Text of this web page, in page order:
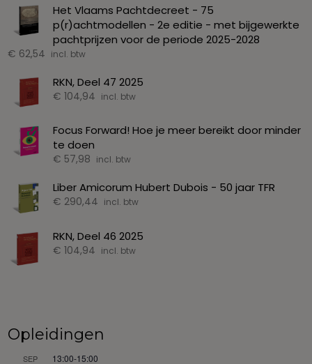
Het Vlaams Pachtdecreet - 75
p(r)achtmodellen - 2e editie - met bijgewerkte
pachtprijzen voor de periode 2025-2028
€ 62,54 incl. btw
RKN, Deel 47 2025
€ 104,94 incl. btw
Focus Forward! Hoe je meer bereikt door minder
te doen
€ 57,98 incl. btw
Liber Amicorum Hubert Dubois - 50 jaar TFR
€ 290,44 incl. btw
RKN, Deel 46 2025
€ 104,94 incl. btw
Opleidingen
SEP 13:00-15:00